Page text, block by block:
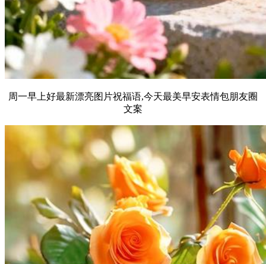
周一早上好最新漂亮图片祝福语,今天最美早安表情包朋友圈
文案